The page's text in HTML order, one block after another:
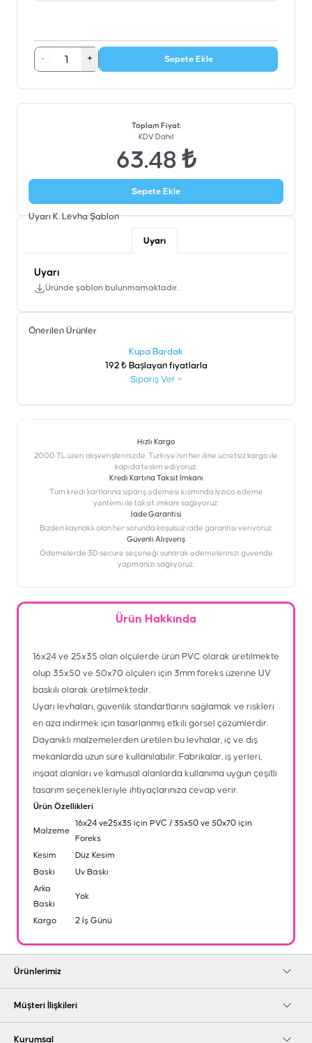
- + Sepete Ekle
Toplam Fiyat:
KDV Dahil
63.48 ₺
Sepete Ekle
Uyarı K. Levha Şablon
Uyarı
Uyarı
Üründe şablon bulunmamaktadır.
Önerilen Ürünler
Kupa Bardak
192 ₺ Başlayan fiyatlarla
Sipariş Ver >
Hızlı Kargo
2000 TL üzeri alışverişlerinizde, Türkiye’nin her iline ücretsiz kargo ile
kapıda teslim ediyoruz.
Kredi Kartına Taksit İmkanı
‎Tüm kredi kartlarına sipariş ödemesi kısmında İyzico ödeme
yöntemi ile taksit imkanı sağlıyoruz.
İade Garantisi
Bizden kaynaklı olan her sorunda koşulsuz iade garantisi veriyoruz.
Güvenli Alışveriş
Ödemelerde 3D secure seçeneği sunarak ödemelerinizi güvende
yapmanızı sağlıyoruz.
Ürün Hakkında
16x24 ve 25x35 olan ölçülerde ürün PVC olarak üretilmekte
olup 35x50 ve 50x70 ölçüleri için 3mm foreks üzerine UV
baskılı olarak üretilmektedir.
Uyarı levhaları, güvenlik standartlarını sağlamak ve riskleri
en aza indirmek için tasarlanmış etkili görsel çözümlerdir.
Dayanıklı malzemelerden üretilen bu levhalar, iç ve dış
mekanlarda uzun süre kullanılabilir. Fabrikalar, iş yerleri,
inşaat alanları ve kamusal alanlarda kullanıma uygun çeşitli
tasarım seçenekleriyle ihtiyaçlarınıza cevap verir.
Ürün Özellikleri
Malzeme
16x24 ve25x35 için PVC / 35x50 ve 50x70 için
Foreks
Kesim
Düz Kesim
Baskı
Uv Baskı
Arka
Baskı
Yok
Kargo 2 İş Günü
Ürünlerimiz
Müşteri İlişkileri
Kurumsal